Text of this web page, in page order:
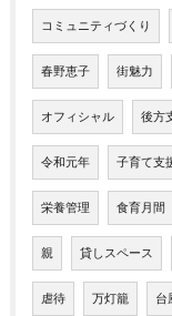
コミュニティづくり
春野恵子 街魅力
オフィシャル 後方
令和元年 子育て支
栄養管理 食育月間
親 貸しスペース
虐待 万灯籠 台